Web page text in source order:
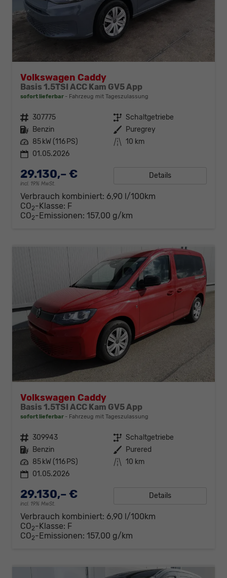
Volkswagen Caddy
Basis 1.5TSI ACC Kam GV5 App
sofort lieferbar Fahrzeug mit Tageszulassung
Fahrzeugnr. 307775 Getriebe Schaltgetriebe
Kraftstoff Benzin Außenfarbe Puregrey
Leistung 85 kW (116 PS) Kilometerstand 10 km
01.05.2026
29.130,– €
incl. 19% MwSt.
Details
Verbrauch kombiniert: 6,90 l/100km
CO2-Klasse: F
CO2-Emissionen: 157,00 g/km
Volkswagen Caddy
Basis 1.5TSI ACC Kam GV5 App
sofort lieferbar Fahrzeug mit Tageszulassung
Fahrzeugnr. 309943 Getriebe Schaltgetriebe
Kraftstoff Benzin Außenfarbe Purered
Leistung 85 kW (116 PS) Kilometerstand 10 km
01.05.2026
29.130,– €
incl. 19% MwSt.
Details
Verbrauch kombiniert: 6,90 l/100km
CO2-Klasse: F
CO2-Emissionen: 157,00 g/km